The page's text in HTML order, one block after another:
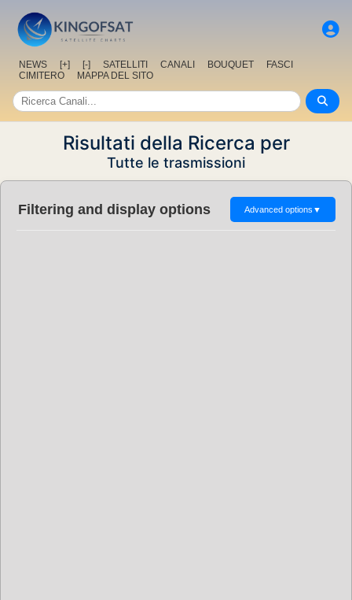
NEWS [+] [-] SATELLITI CANALI BOUQUET
FASCI
CIMITERO
MAPPA DEL SITO
Risultati della Ricerca per
Tutte le trasmissioni
Filtering and display options Advanced options ▼